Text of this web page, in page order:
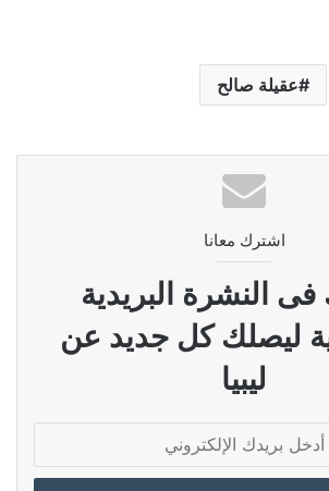
عقيلة صالح
اشترك معانا
النشرة البريدية
ليصلك كل جديد عن
ليبيا